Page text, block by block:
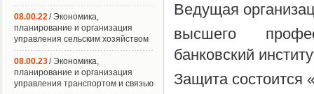
Ведущая
высшего
банковский
Защита состоится
08.00.22/ Экономика,
планирование и организация
управления сельским хозяйством
08.00.23/ Экономика,
планирование и организация
управления транспортом и связью